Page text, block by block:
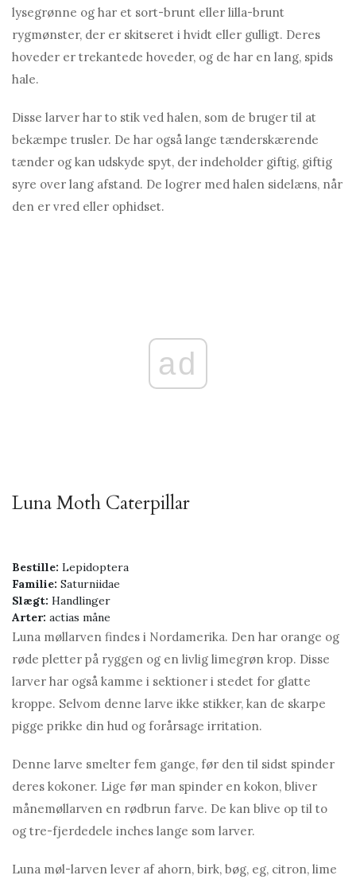
lysegrønne og har et sort-brunt eller lilla-brunt
rygmønster, der er skitseret i hvidt eller gulligt. Deres
hoveder er trekantede hoveder, og de har en lang, spids
hale.
Disse larver har to stik ved halen, som de bruger til at
bekæmpe trusler. De har også lange tænderskærende
tænder og kan udskyde spyt, der indeholder giftig, giftig
syre over lang afstand. De logrer med halen sidelæns, når
den er vred eller ophidset.
ad
Luna Moth Caterpillar
Bestille: Lepidoptera
Familie: Saturniidae
Slægt: Handlinger
Arter: actias måne
Luna møllarven findes i Nordamerika. Den har orange og
røde pletter på ryggen og en livlig limegrøn krop. Disse
larver har også kamme i sektioner i stedet for glatte
kroppe. Selvom denne larve ikke stikker, kan de skarpe
pigge prikke din hud og forårsage irritation.
Denne larve smelter fem gange, før den til sidst spinder
deres kokoner. Lige før man spinder en kokon, bliver
månemøllarven en rødbrun farve. De kan blive op til to
og tre-fjerdedele inches lange som larver.
Luna møl-larven lever af ahorn, birk, bøg, eg, citron, lime